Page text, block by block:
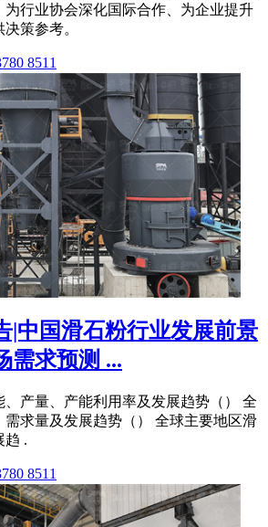
为行业协会深化国际合作、为企业提升
策参考。
8511
|中国滑石粉行业发展前景
需求预测 ...
、产量、产能利用率及发展趋势（） 全
需求量及发展趋势（） 全球主要地区滑
趋 .
8511